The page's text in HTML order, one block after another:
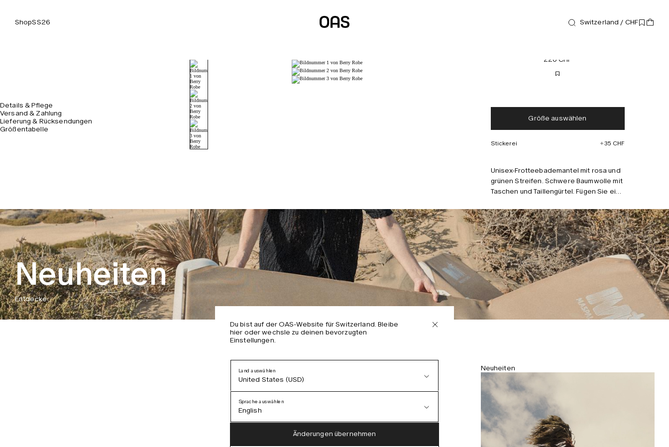
ShopSS26 Switzerland / CHF
Details & Pflege
Versand & Zahlung
Lieferung & Rücksendungen
Größentabelle
220 CHF
Größe auswählen
Stickerei 35 CHF
Unisex-Frotteebademantel mit rosa und
grünen Streifen. Schwere Baumwolle mit
Taschen und Taillengürtel. Fügen Sie ein
Bademantel hinzu. Das Model ist 187 cm
groß und trägt Größe L/XL.
Steuern und Abgaben
Keine zusätzlichen
Gebühren
Kombinieren mit
Neuheiten
Entdecke
Neuheiten
Du bist auf der OAS-Website für Switzerland. Bleibe
hier oder wechsle zu deinen bevorzugten
Einstellungen.
Land auswählen
United States (USD)
Austria (EUR)
Sprache auswählen
English
Änderungen übernehmen